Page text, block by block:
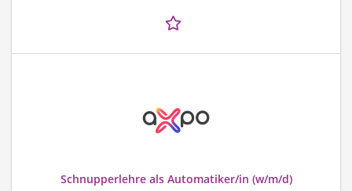
Schnupperlehre als Automatiker/in (w/m/d)